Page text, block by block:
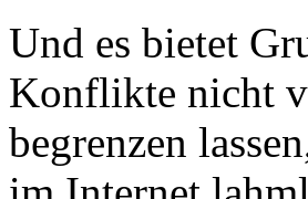
Und es bietet
Konflikte nicht
begrenzen